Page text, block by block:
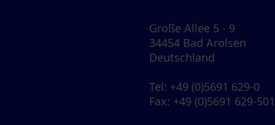
Große Allee 5 - 9
34454 Bad Arolsen
Deutschland
Tel: +49 (0)5691 629-0
Fax: +49 (0)5691 629-501